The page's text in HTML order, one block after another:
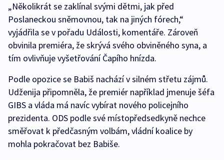
„Několikrát se zaklínal svými dětmi, jak před
Poslaneckou sněmovnou, tak na jiných fórech,“
vyjádřila se v pořadu Události, komentáře. Zároveň
obvinila premiéra, že skrývá svého obviněného syna, a
tím ovlivňuje vyšetřování Čapího hnízda.
Podle opozice se Babiš nachází v silném střetu zájmů.
Udženija připomněla, že premiér například jmenuje šéfa
GIBS a vláda má navíc vybírat nového policejního
prezidenta. ODS podle své místopředsedkyně nechce
směřovat k předčasným volbám, vládní koalice by
mohla pokračovat bez Babiše.